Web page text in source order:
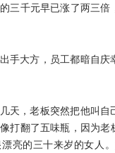
三千元早已涨了两三
手大方，员工都暗自庆
天，老板突然把他叫
打翻了五味瓶，因为
亮的三十来岁的女人